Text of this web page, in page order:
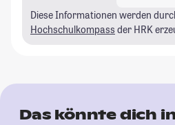
Diese Informationen werden
Hochschulkompass der HRK
Das könnte dich